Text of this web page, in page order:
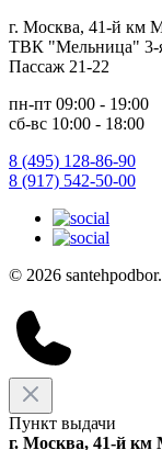
г. Москва, 41-й км
ТВК "Мельница" 3-
Пассаж 21-22
пн-пт 09:00 - 19:00
сб-вс 10:00 - 18:00
8 (495) 128-86-90
8 (917) 542-50-00
© 2026
Пункт выдачи
г. Москва, 41-й